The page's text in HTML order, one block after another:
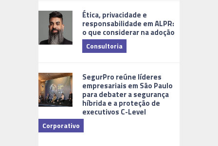
Ética, privacidade e
responsabilidade em ALPR:
o que considerar na adoção
Consultoria
SegurPro reúne líderes
empresariais em São Paulo
para debater a segurança
híbrida e a proteção de
executivos C-Level
Corporativo